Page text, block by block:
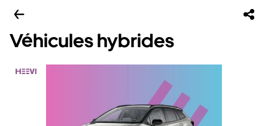
Véhicules hybrides